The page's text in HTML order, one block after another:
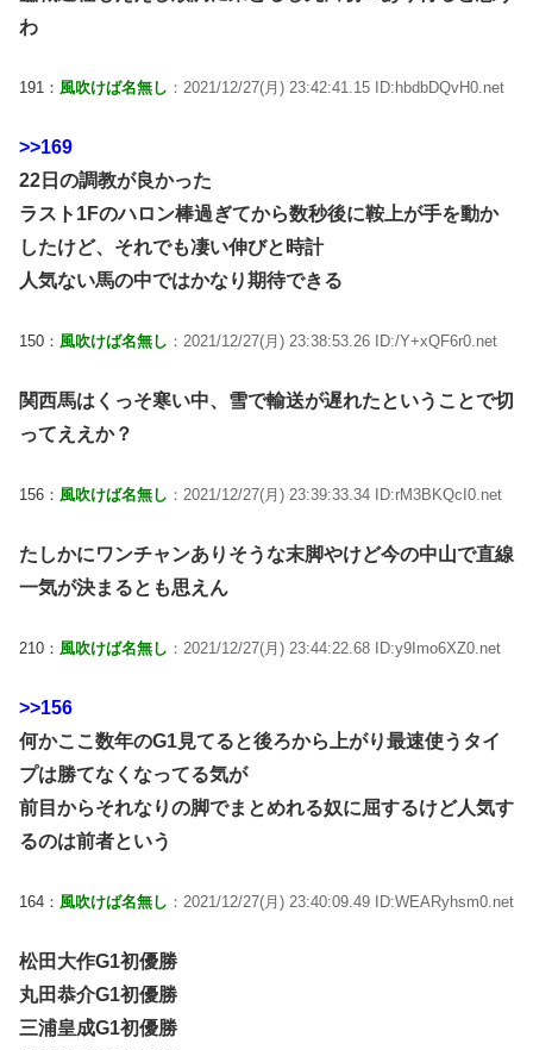
わ
191： 風吹けば名無し ：2021/12/27(月) 23:42:41.15 ID:hbdbDQvH0.net
>>169
22日の調教が良かった
ラスト1Fのハロン棒過ぎてから数秒後に鞍上が手を動か
したけど、それでも凄い伸びと時計
人気ない馬の中ではかなり期待できる
150： 風吹けば名無し ：2021/12/27(月) 23:38:53.26 ID:/Y+xQF6r0.net
関西馬はくっそ寒い中、雪で輸送が遅れたということで切
ってええか？
156： 風吹けば名無し ：2021/12/27(月) 23:39:33.34 ID:rM3BKQcI0.net
たしかにワンチャンありそうな末脚やけど今の中山で直線
一気が決まるとも思えん
210： 風吹けば名無し ：2021/12/27(月) 23:44:22.68 ID:y9Imo6XZ0.net
>>156
何かここ数年のG1見てると後ろから上がり最速使うタイ
プは勝てなくなってる気が
前目からそれなりの脚でまとめれる奴に屈するけど人気す
るのは前者という
164： 風吹けば名無し ：2021/12/27(月) 23:40:09.49 ID:WEARyhsm0.net
松田大作G1初優勝
丸田恭介G1初優勝
三浦皇成G1初優勝